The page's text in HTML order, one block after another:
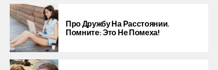
Про Дружбу На Расстоянии.
Помните: Это Не Помеха!